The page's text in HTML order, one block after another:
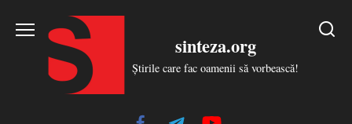
sinteza.org
Știrile care fac oamenii să vorbească!